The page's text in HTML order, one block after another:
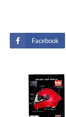
Facebook